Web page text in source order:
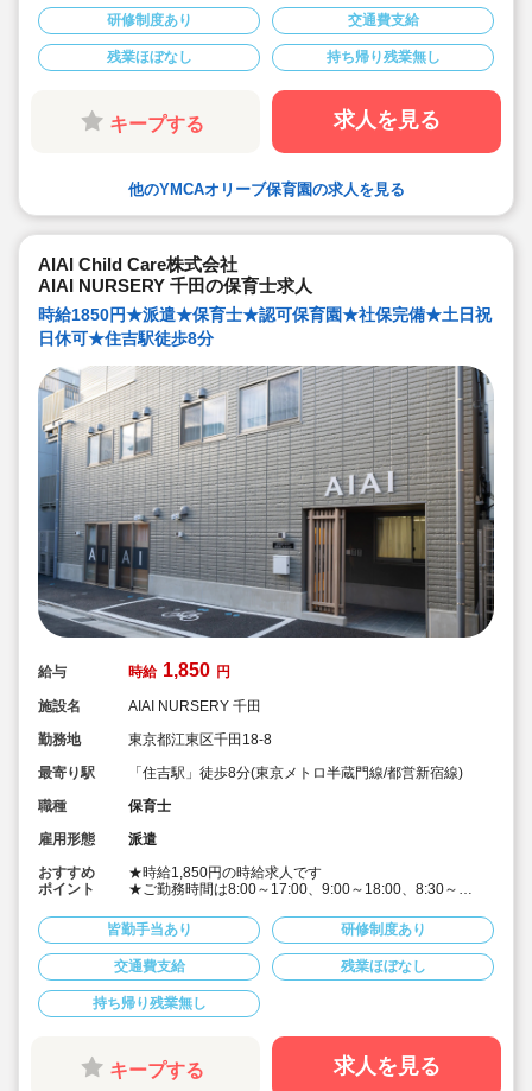
ートいたします。
■時給1,750円～1,800円の求人です。
■9時～15時(時短勤務)や週3日以上の勤務も条件に応じて
ご相談できます。お気軽にお問い合わせください。
研修制度あり 交通費支給
残業ほぼなし 持ち帰り残業無し
キープする 求人を見る
他のYMCAオリーブ保育園の求人を見る
AIAI Child Care株式会社
AIAI NURSERY 千田の保育士求人
時給1850円★派遣★保育士★認可保育園★社保完備★土日祝
日休可★住吉駅徒歩8分
給与 時給 1,850 円
施設名
AIAI NURSERY 千田
勤務地
東京都江東区千田18-8
最寄り駅
「住吉駅」徒歩8分(東京メトロ半蔵門線/都営新宿線)
職種
保育士
雇用形態
派遣
おすすめ
ポイント
★時給1,850円の時給求人です
★ご勤務時間は8:00～17:00、9:00～18:00、8:30～
歓迎です
★早番、遅番で勤務したいなど。時間帯は柔軟にご相談
ください
★派遣スタッフの受け入れに慣れている園になりますの
で安心です
★保育士専任のコンサルタントがあなたの派遣就業を安
心サポートいたします
★英語は遊びを通して専任講師が年齢に応じて対応して
います。異文化にふれることで社会性や国際理解を深め
ています
皆勤手当あり 研修制度あり
交通費支給 残業ほぼなし
持ち帰り残業無し
キープする 求人を見る